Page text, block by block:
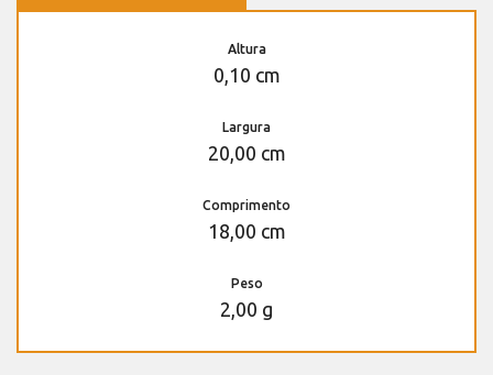
Altura
0,10 cm
Largura
20,00 cm
Comprimento
18,00 cm
Peso
2,00 g